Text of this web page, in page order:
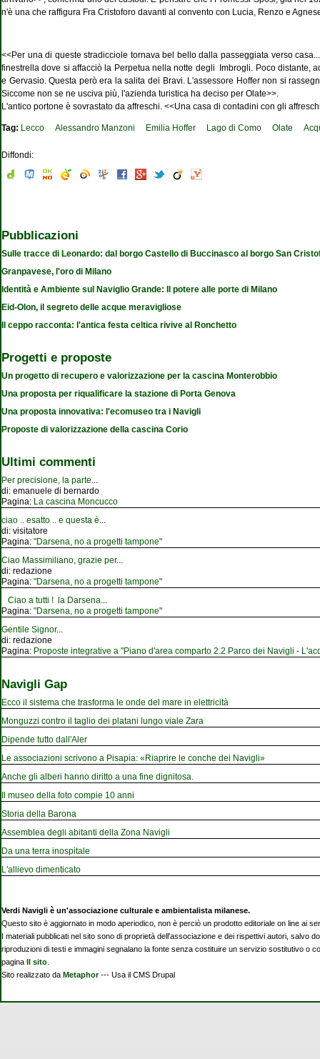
n'è una che raffigura Fra Cristoforo davanti al convento con Lucia, Renzo e
<<Per una di queste stradicciole tornava bel bello dalla passeggiata verso
finestrella dove si affacciò la Perpetua nella notte degli Imbrogli. Poco distante,
e Gervasio. Questa però era la salita dei Bravi. L'assessore Hoffer non si
Siccome non se ne usciva più, l'azienda turistica ha deciso per Olate>>.
L'antico portone è sovrastato da affreschi. <<Una casa di contadini con gli
Tag: Lecco Alessandro Manzoni Emilia Hoffer Lago di Como Olate
Diffondi:
Pubblicazioni
Sulle tracce di Leonardo: dal borgo Castello di Buccinasco al borgo San
Granpavese, l'oro di Milano
Identità e Ambiente sul Naviglio Grande: Il potere alle porte di Milano
Eid-Olon, il segreto delle acque meravigliose
Il ceppo racconta: l'antica festa celtica rivive al Ronchetto
Progetti e proposte
Un progetto di recupero e valorizzazione per la cascina Monterobbio
Una proposta per riqualificare la stazione di Porta Genova
Una proposta innovativa: l'ecomuseo tra i Navigli
Proposte di valorizzazione della cascina Corio
Ultimi commenti
Per precisione, la parte
di: emanuele di bernardo
Pagina: La cascina Moncucco
ciao .. esatto .. e questa è
di: visitatore
Pagina: "Darsena, no a progetti tampone"
Ciao Massimiliano, grazie per...
di: redazione
Pagina: "Darsena, no a progetti tampone"
Ciao a tutti ! la Darsena
Pagina: "Darsena, no a progetti tampone"
Gentile Signor...
di: redazione
Pagina: Proposte integrative a "Piano d'area comparto 2.2 Parco dei Navigli -
Navigli Gap
Ecco il sistema che trasforma le onde del mare in elettricità
Monguzzi contro il taglio dei platani lungo viale Zara
Dipende tutto dall'Aler
Le associazioni scrivono a Pisapia: «Riaprire le conche dei Navigli»
Anche gli alberi hanno diritto a una fine dignitosa.
Il museo della foto compie 10 anni
Storia della Barona
Assemblea degli abitanti della Zona Navigli
Da una terra inospitale
L'allievo dimenticato
Verdi Navigli è un'associazione culturale e ambientalista milanese.
Questo sito è aggiornato in modo aperiodico, non è perciò un prodotto editoriale on line ai
I materiali pubblicati nel sito sono di proprietà dell'associazione e dei rispettivi autori, salvo
riproduzioni di testi e immagini segnalano la fonte senza costituire un servizio sostitutivo o
pagina Il sito
Sito realizzato da Metaphor--- Usa il CMS Drupal